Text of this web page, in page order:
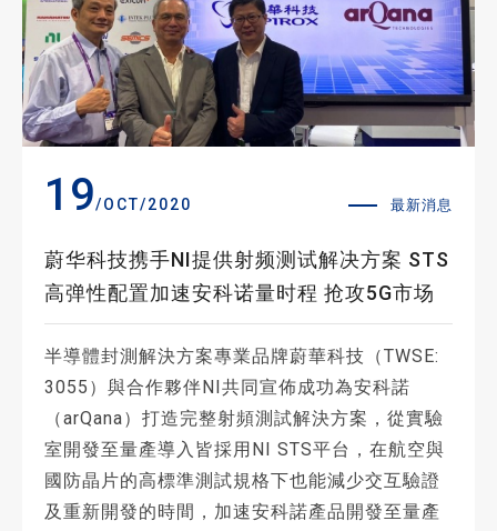
19/OCT/2020 最新消息
蔚华科技携手NI提供射频测试解决方案 STS
高弹性配置加速安科诺量时程 抢攻5G市场
半導體封測解決方案專業品牌蔚華科技（TWSE:
3055）與合作夥伴NI共同宣佈成功為安科諾
（arQana）打造完整射頻測試解決方案，從實驗
室開發至量產導入皆採用NI STS平台，在航空與
國防晶片的高標準測試規格下也能減少交互驗證
及重新開發的時間，加速安科諾產品開發至量產